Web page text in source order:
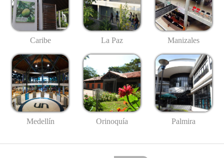
Caribe La Paz Manizales
Medellín Orinoquía Palmira